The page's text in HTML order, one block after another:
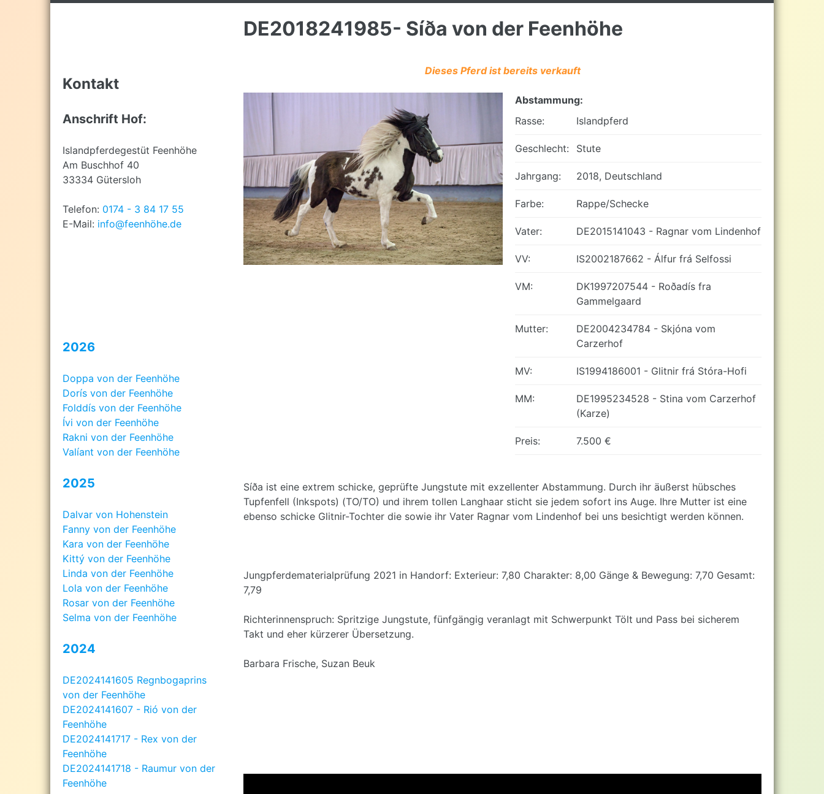
Back
to
top
DE2018241985- Síða von der Feenhöhe
Dieses Pferd ist bereits verkauft
Abstammung:
Rasse:
Islandpferd
Geschlecht: Stute
Jahrgang: 2018, Deutschland
Farbe: Rappe/Schecke
Vater: DE2015141043 - Ragnar vom Lindenhof
VV: IS2002187662 - Álfur frá Selfossi
VM:
DK1997207544 - Roðadís fra
Gammelgaard
Mutter:
DE2004234784 - Skjóna vom
Carzerhof
MV: IS1994186001 - Glitnir frá Stóra-Hofi
MM:
DE1995234528 - Stina vom Carzerhof
(Karze)
Preis: 7.500 €
Síða ist eine extrem schicke, geprüfte Jungstute mit exzellenter Abstammung. Durch ihr äußerst hübsches
Tupfenfell (Inkspots) (TO/TO) und ihrem tollen Langhaar sticht sie jedem sofort ins Auge. Ihre Mutter ist eine
ebenso schicke Glitnir-Tochter die sowie ihr Vater Ragnar vom Lindenhof bei uns besichtigt werden können.
Jungpferdematerialprüfung 2021 in Handorf: Exterieur: 7,80 Charakter: 8,00 Gänge & Bewegung: 7,70 Gesamt:
7,79
Richterinnenspruch: Spritzige Jungstute, fünfgängig veranlagt mit Schwerpunkt Tölt und Pass bei sicherem
Takt und eher kürzerer Übersetzung.
Barbara Frische, Suzan Beuk
top
Kontakt
Anschrift Hof:
Islandpferdegestüt Feenhöhe
Am Buschhof 40
33334 Gütersloh
Telefon: 0174 - 3 84 17 55
E-Mail: info@feenhöhe.de
2026
Doppa von der Feenhöhe
Dorís von der Feenhöhe
Folddís von der Feenhöhe
Ívi von der Feenhöhe
Rakni von der Feenhöhe
Valíant von der Feenhöhe
2025
Dalvar von Hohenstein
Fanny von der Feenhöhe
Kara von der Feenhöhe
Kittý von der Feenhöhe
Linda von der Feenhöhe
Lola von der Feenhöhe
Rosar von der Feenhöhe
Selma von der Feenhöhe
2024
DE2024141605 Regnbogaprins
von der Feenhöhe
DE2024141607 - Rió von der
Feenhöhe
DE2024141717 - Rex von der
Feenhöhe
DE2024141718 - Raumur von der
Feenhöhe